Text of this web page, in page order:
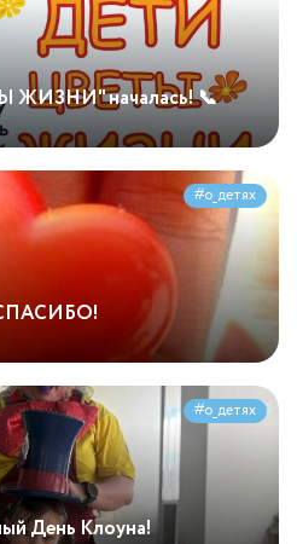
началась! 📞
#о_детях
СПАСИБО!
#о_детях
День Клоуна!